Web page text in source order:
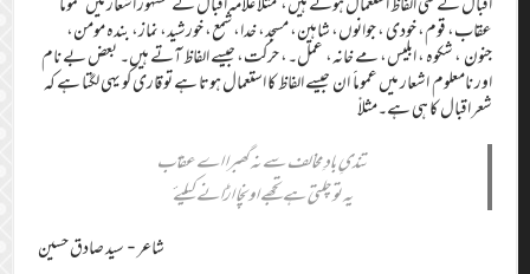
عقاب، قوم، خودی ، جوانوں، شاہین، مسجد، خدا، شمع، خورشید، نماز، بندہ مومن،
جنون ، شکوہ ، ابلیس، مے خانہ، عمل۔، حرکت، جیسے الفاظ آتے ہیں۔ بعض بے نام
اور نامعلوم اشعار میں عموماََ ان جیسے الفاظ کا استعمال ہوتا ہے تو قاری کو یہی لگتا ہے کہ
شعر اقبال کا ہی ہے۔مثلاْ
تندیِ بادِ مخالف سے نہ گھبرا اے عقاب
یہ تو چلتی ہے تجھے اونچا اڑانے کیلئے
شاعر- سید صادق حسین